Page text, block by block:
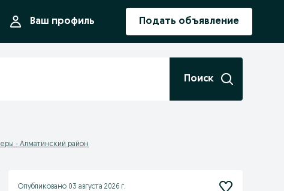
Ваш профиль Подать объявление
Поиск
- Алматинский район
Опубликовано 03 августа 2026 г.